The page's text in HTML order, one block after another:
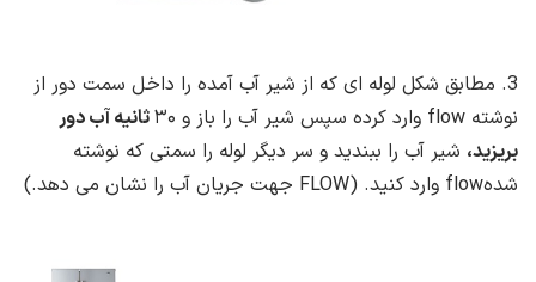
3. مطابق شکل لوله ای که از شیر آب آمده را داخل سمت دور از
نوشته flow وارد کرده سپس شیر آب را باز و
ثانیه آب دور
بریزید، شیر آب را ببندید و سر دیگر لوله را سمتی که نوشته
شدهflow وارد کنید. (FLOW جهت جریان آب را نشان می دهد.)